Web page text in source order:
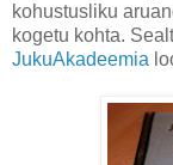
kohustusliku
kogetu kohta.
JukuAkadeemia